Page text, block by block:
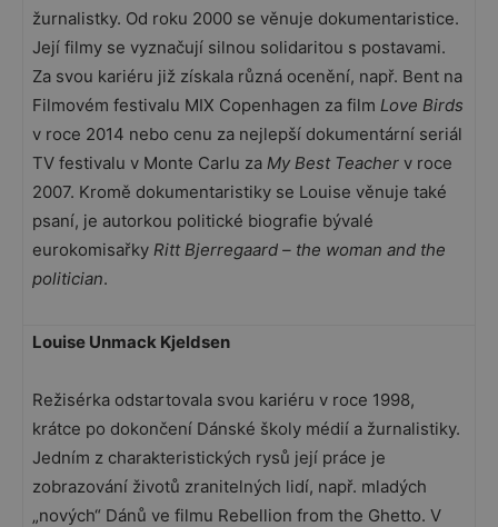
žurnalistky. Od roku 2000 se věnuje dokumentaristice.
Její filmy se vyznačují silnou solidaritou s postavami.
Za svou kariéru již získala různá ocenění, např. Bent na
Filmovém festivalu MIX Copenhagen za film Love Birds
v roce 2014 nebo cenu za nejlepší dokumentární seriál
TV festivalu v Monte Carlu za My Best Teacher v roce
2007. Kromě dokumentaristiky se Louise věnuje také
psaní, je autorkou politické biografie bývalé
eurokomisařky Ritt Bjerregaard – the woman and the
politician.
Louise Unmack Kjeldsen
Režisérka odstartovala svou kariéru v roce 1998,
krátce po dokončení Dánské školy médií a žurnalistiky.
Jedním z charakteristických rysů její práce je
zobrazování životů zranitelných lidí, např. mladých
„nových“ Dánů ve filmu Rebellion from the Ghetto. V